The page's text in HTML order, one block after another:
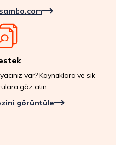
var? Kaynaklara ve sık
göz atın.
görüntüle